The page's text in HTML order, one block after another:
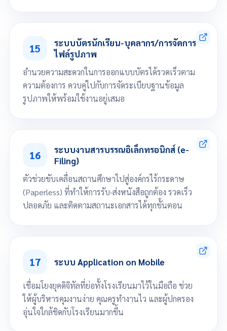
กำหนดประเภทพฤติกรรม
กำหนดเวลาแต่ละหลักสูตร
จัดการการลา
ออกใบรับรองความประพฤติ
ออกรายงานสรุปการเข้าเรียน-ขาดเรียน
ออกรายงานสรุปคะแนนพฤติกรรม
15
ระบบบัตรนักเรียน-บุคลากร/การจัดการ
ไฟล์รูปภาพ
อำนวยความสะดวกในการออกแบบบัตรได้รวดเร็วตาม
ความต้องการ ควบคู่ไปกับการจัดระเบียบฐานข้อมูล
รูปภาพให้พร้อมใช้งานอยู่เสมอ
ออกแบบบัตรนักเรียน-บุคลากร
จัดการโฟลเดอร์สำหรับเก็บไฟล์รูปภาพ
16
ระบบงานสารบรรณอิเล็กทรอนิกส์ (e-
Filing)
ตัวช่วยขับเคลื่อนสถานศึกษาไปสู่องค์กรไร้กระดาษ
(Paperless) ที่ทำให้การรับ-ส่งหนังสือถูกต้อง รวดเร็ว
ปลอดภัย และติดตามสถานะเอกสารได้ทุกขั้นตอน
กำหนดประเภทเอกสาร
กำหนดรูปแบบเลขที่เอกสาร
เขียนเอกสาร และส่งตามโครงสร้างสถานศึกษา
รายงานสถิติการส่งเอกสาร
จัดการข้อมูลเอกสารออนไลน์
17 ระบบ Application on Mobile
เชื่อมโยงยุคดิจิทัลที่ย่อทั้งโรงเรียนมาไว้ในมือถือ ช่วย
ให้ผู้บริหารคุมงานง่าย คุณครูทำงานไว และผู้ปกครอง
อุ่นใจใกล้ชิดกับโรงเรียนมากขึ้น